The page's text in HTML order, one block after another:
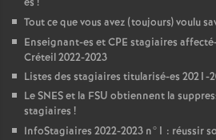
Tout ce que vous avez (toujours) voulu
Enseignant-es etCPE stagiaires
Créteil 2022-2023
Listes des stagiaires titularisé-es 2021-
LeSNESet la FSU obtiennent la
stagiaires !
InfoStagiaires 2022-2023 n°1 : réussir